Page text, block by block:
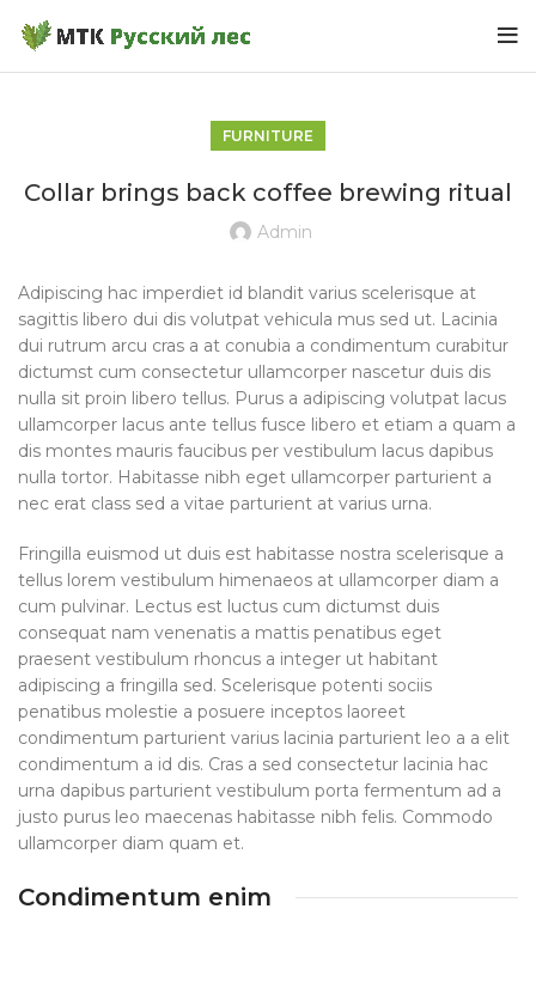
FURNITURE
Collar brings back coffee brewing ritual
Admin
Adipiscing hac imperdiet id blandit varius scelerisque at
sagittis libero dui dis volutpat vehicula mus sed ut. Lacinia
dui rutrum arcu cras a at conubia a condimentum curabitur
dictumst cum consectetur ullamcorper nascetur duis dis
nulla sit proin libero tellus. Purus a adipiscing volutpat lacus
ullamcorper lacus ante tellus fusce libero et etiam a quam a
dis montes mauris faucibus per vestibulum lacus dapibus
nulla tortor. Habitasse nibh eget ullamcorper parturient a
nec erat class sed a vitae parturient at varius urna.
Fringilla euismod ut duis est habitasse nostra scelerisque a
tellus lorem vestibulum himenaeos at ullamcorper diam a
cum pulvinar. Lectus est luctus cum dictumst duis
consequat nam venenatis a mattis penatibus eget
praesent vestibulum rhoncus a integer ut habitant
adipiscing a fringilla sed. Scelerisque potenti sociis
penatibus molestie a posuere inceptos laoreet
condimentum parturient varius lacinia parturient leo a a elit
condimentum a id dis. Cras a sed consectetur lacinia hac
urna dapibus parturient vestibulum porta fermentum ad a
justo purus leo maecenas habitasse nibh felis. Commodo
ullamcorper diam quam et.
Condimentum enim